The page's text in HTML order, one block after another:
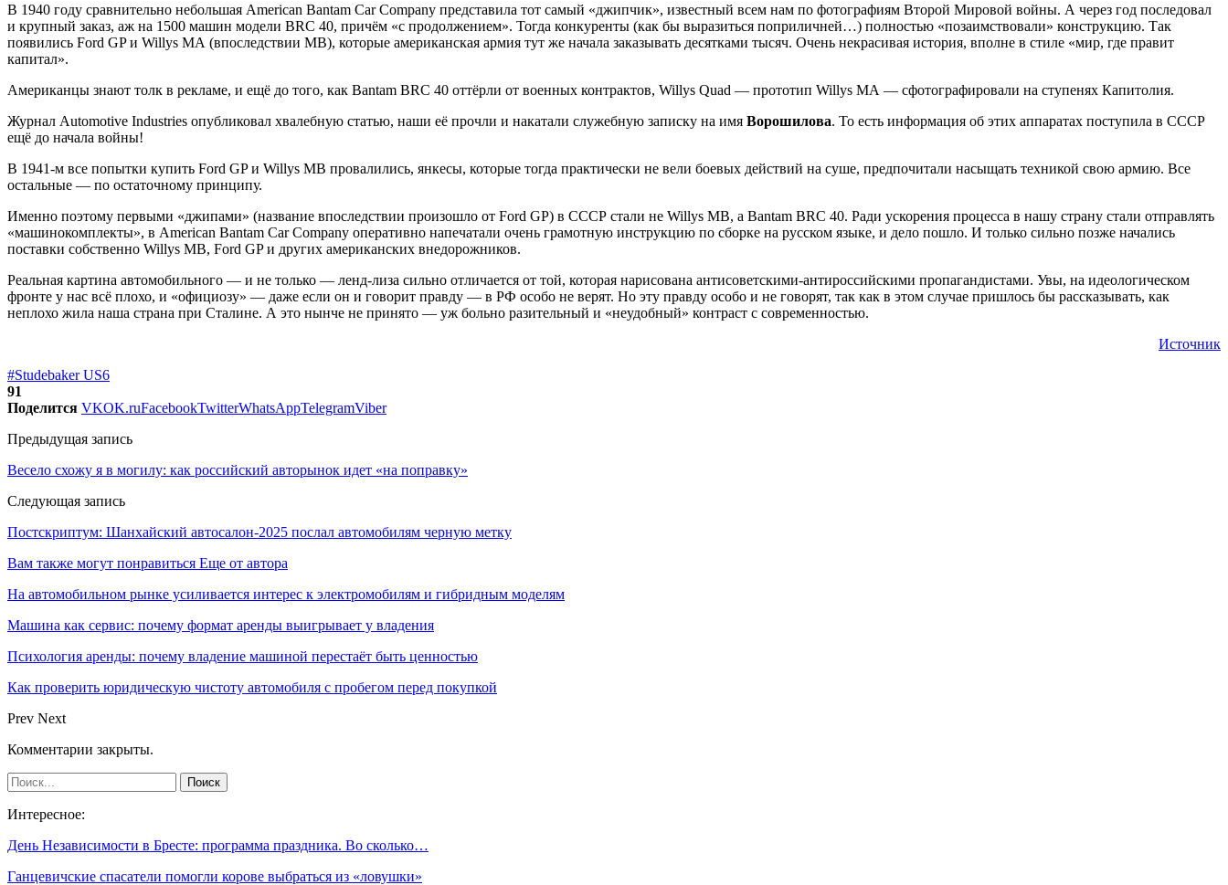
В 1940 году сравнительно небольшая American Bantam Car Company представила тот самый «джипчик», известный всем нам по фотографиям Второй Мировой войны. А через год последовал
и крупный заказ, аж на 1500 машин модели BRC 40, причём «с продолжением». Тогда конкуренты (как бы выразиться поприличней…) полностью «позаимствовали» конструкцию. Так
появились Ford GP и Willys МА (впоследствии МВ), которые американская армия тут же начала заказывать десятками тысяч. Очень некрасивая история, вполне в стиле «мир, где правит
капитал».
Американцы знают толк в рекламе, и ещё до того, как Bantam BRC 40 оттёрли от военных контрактов, Willys Quad — прототип Willys МА — сфотографировали на ступенях Капитолия.
Журнал Automotive Industries опубликовал хвалебную статью, наши её прочли и накатали служебную записку на имя Ворошилова. То есть информация об этих аппаратах поступила в СССР
ещё до начала войны!
В 1941-м все попытки купить Ford GP и Willys МВ провалились, янкесы, которые тогда практически не вели боевых действий на суше, предпочитали насыщать техникой свою армию. Все
остальные — по остаточному принципу.
Именно поэтому первыми «джипами» (название впоследствии произошло от Ford GP) в СССР стали не Willys МВ, а Bantam BRC 40. Ради ускорения процесса в нашу страну стали отправлять
«машинокомплекты», в American Bantam Car Company оперативно напечатали очень грамотную инструкцию по сборке на русском языке, и дело пошло. И только сильно позже начались
поставки собственно Willys МВ, Ford GP и других американских внедорожников.
Реальная картина автомобильного — и не только — ленд-лиза сильно отличается от той, которая нарисована антисоветскими-антироссийскими пропагандистами. Увы, на идеологическом
фронте у нас всё плохо, и «официозу» — даже если он и говорит правду — в РФ особо не верят. Но эту правду особо и не говорят, так как в этом случае пришлось бы рассказывать, как
неплохо жила наша страна при Сталине. А это нынче не принято — уж больно разительный и «неудобный» контраст с современностью.
Источник
#Studebaker US6
91
Поделится VKOK.ruFacebookTwitterWhatsAppTelegramViber
Предыдущая запись
Весело схожу я в могилу: как российский авторынок идет «на поправку»
Следующая запись
Постскриптум: Шанхайский автосалон-2025 послал автомобилям черную метку
Вам также могут понравиться Еще от автора
На автомобильном рынке усиливается интерес к электромобилям и гибридным моделям
Машина как сервис: почему формат аренды выигрывает у владения
Психология аренды: почему владение машиной перестаёт быть ценностью
Как проверить юридическую чистоту автомобиля с пробегом перед покупкой
Prev Next
Комментарии закрыты.
Интересное:
День Независимости в Бресте: программа праздника. Во сколько…
Ганцевичские спасатели помогли корове выбраться из «ловушки»